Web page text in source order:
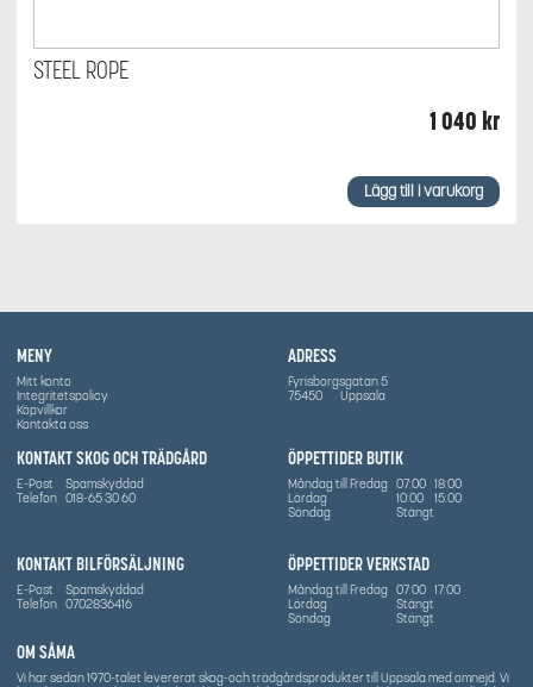
STEEL ROPE
1 040 kr
Lägg till i varukorg
MENY
Mitt konto
Integritetspolicy
Köpvillkor
Kontakta oss
ÖPPETTIDER BUTIK
Måndag till Fredag 07:00 18:00
Lördag
10:00
15:00
Söndag
Stängt
ÖPPETTIDER VERKSTAD
Måndag till Fredag 07:00 17:00
Lördag
Stängt
Söndag
Stängt
ADRESS
Fyrisborgsgatan 5
75450
Uppsala
KONTAKT SKOG OCH TRÄDGÅRD
E-Post
Spamskyddad
Telefon 018-65 30 60
KONTAKT BILFÖRSÄLJNING
E-Post
Spamskyddad
Telefon 0702836416
OM SÅMA
Vi har sedan 1970-talet levererat skog-och trädgårdsprodukter till Uppsala med omnejd. Vi